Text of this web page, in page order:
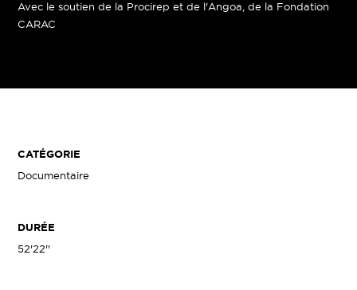
Avec le soutien de la Procirep et de l'Angoa, de la Fondation
CARAC
CATÉGORIE
Documentaire
DURÉE
52'22''